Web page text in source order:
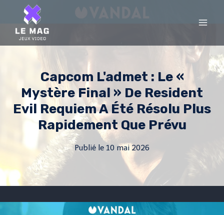
content
Capcom L'admet : Le «
Mystère Final » De Resident
Evil Requiem A Été Résolu Plus
Rapidement Que Prévu
Publié le 10 mai 2026